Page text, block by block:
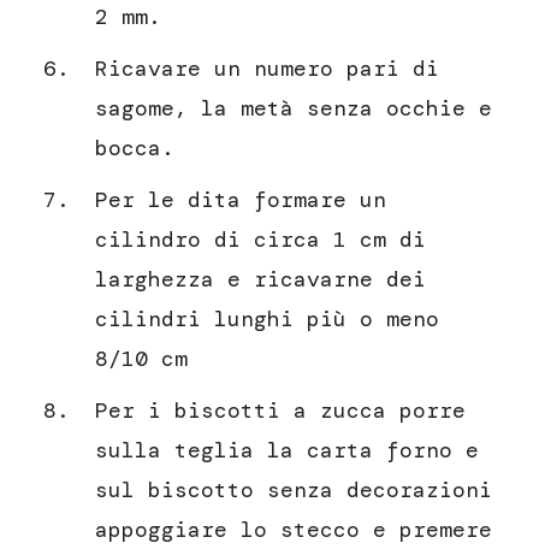
2 mm.
Ricavare un numero pari di
sagome, la metà senza occhie e
bocca.
Per le dita formare un
cilindro di circa 1 cm di
larghezza e ricavarne dei
cilindri lunghi più o meno
8/10 cm
Per i biscotti a zucca porre
sulla teglia la carta forno e
sul biscotto senza decorazioni
appoggiare lo stecco e premere